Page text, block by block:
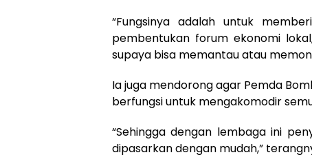
“Fungsinya adalah untuk
pembentukan forum ekonomi
supaya bisa memantau atau
Ia juga mendorong agar Pemda
berfungsi untuk mengakomodir
“Sehingga dengan lembaga ini
dipasarkan dengan mudah,”